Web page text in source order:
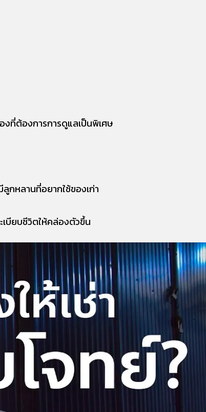
งที่ต้องการการดูแลเป็นพิเศษ
ลูกหลานที่อยากใช้ของเก่า
เบียบชีวิตให้คล่องตัวขึ้น